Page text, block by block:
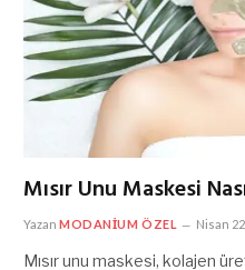
Mısır Unu Maskesi
Yazan MODANIUM ÖZEL Nisan
Mısır unu maskesi, kolajen